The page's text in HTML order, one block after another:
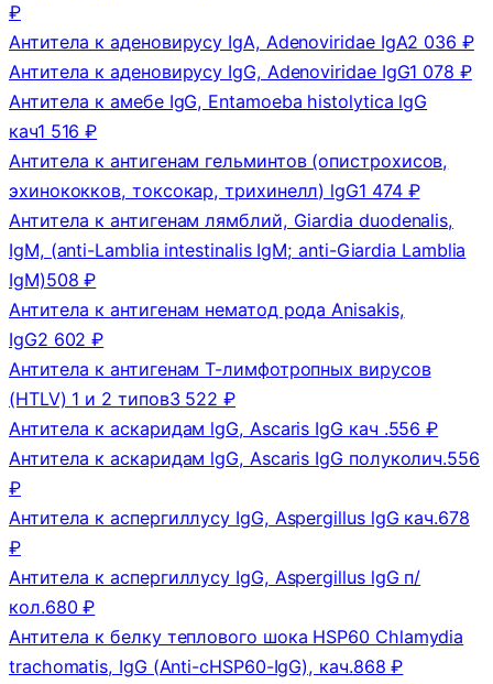
₽
Антитела к аденовирусу IgA, Adenoviridae IgA2 036 ₽
Антитела к аденовирусу IgG, Adenoviridae IgG1 078 ₽
Антитела к амебе IgG, Entamoeba histolytica lgG
кач1 516 ₽
Антитела к антигенам гельминтов (опистрохисов,
эхинококков, токсокар, трихинелл) lgG1 474 ₽
Антитела к антигенам лямблий, Giardia duodenalis,
IgM, (anti-Lamblia intestinalis IgM; anti-Giardia Lamblia
IgM)508 ₽
Антитела к антигенам нематод рода Anisakis,
IgG2 602 ₽
Антитела к антигенам Т-лимфотропных вирусов
(HTLV) 1 и 2 типов3 522 ₽
Антитела к аскаридам lgG, Ascaris IgG кач .556 ₽
Антитела к аскаридам lgG, Ascaris IgG полуколич.556
₽
Антитела к аспергиллусу IgG, Aspergillus lgG кач.678
₽
Антитела к аспергиллусу IgG, Aspergillus lgG п/
кол.680 ₽
Антитела к белку теплового шока HSP60 Chlamydia
trachomatis, IgG (Anti-cHSP60-IgG), кач.868 ₽